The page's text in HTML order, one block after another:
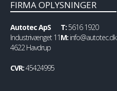
FIRMA OPLYSNINGER
Autotec ApS
Industrivænget 11
4622 Havdrup
CVR:45424995
T:5616 1920
M: info@autotec.dk